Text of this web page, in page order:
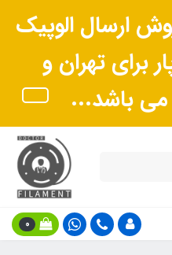
ارسال الوپیک
برای تهران و
باشد...
0